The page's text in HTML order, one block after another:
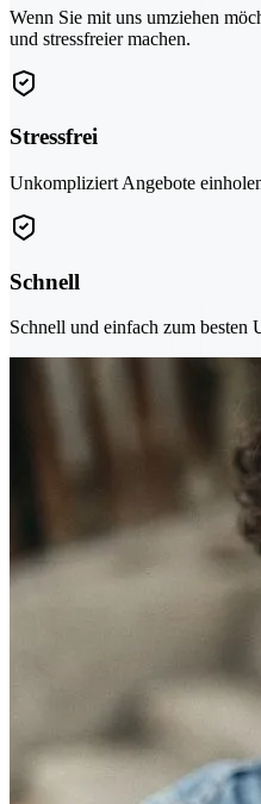
Wenn Sie mit uns umziehen
und stressfreier machen.
Stressfrei
Unkompliziert Angebote
Schnell
Schnell und einfach zum besten